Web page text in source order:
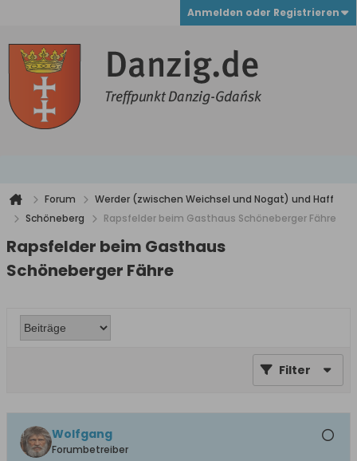
Anmelden oder Registrieren
Forum
Werder (zwischen Weichsel und Nogat) und Haff
Schöneberg
Rapsfelder beim Gasthaus Schöneberger Fähre
Rapsfelder beim Gasthaus
Schöneberger Fähre
Filter
Wolfgang
Forumbetreiber